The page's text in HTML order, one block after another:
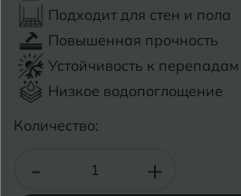
Подходит для стен и пола
Повышенная прочность
Устойчивость к перепадам
Низкое водопоглощение
Количество:
- +
Бугуруслан
В Великий Новгород
Владимир
Волгоград